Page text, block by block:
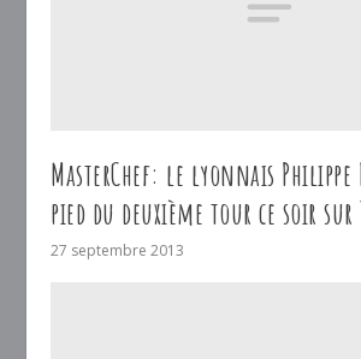
MasterChef: le lyonnais Philippe
pied du deuxième tour ce soir sur
27 septembre 2013